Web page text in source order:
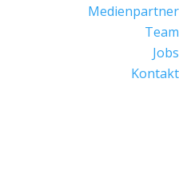
Medienpartner
Team
Jobs
Kontakt